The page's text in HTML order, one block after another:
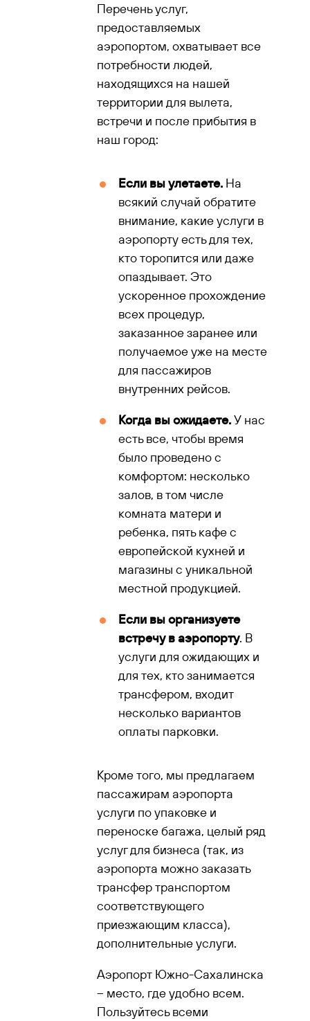
Перечень услуг,
предоставляемых
аэропортом, охватывает все
потребности людей,
находящихся на нашей
территории для вылета,
встречи и после прибытия в
наш город:
Если вы улетаете. На
всякий случай обратите
внимание, какие услуги в
аэропорту есть для тех,
кто торопится или даже
опаздывает. Это
ускоренное прохождение
всех процедур,
заказанное заранее или
получаемое уже на месте
для пассажиров
внутренних рейсов.
Когда вы ожидаете.У нас
есть все, чтобы время
было проведено с
комфортом: несколько
залов, в том числе
комната матери и
ребенка, пять кафе с
европейской кухней и
магазины с уникальной
местной продукцией.
Если вы организуете
встречу в аэропорту. В
услуги для ожидающих и
для тех, кто занимается
трансфером, входит
несколько вариантов
оплаты парковки.
Кроме того, мы предлагаем
пассажирам аэропорта
услуги по упаковке и
переноске багажа, целый ряд
услуг для бизнеса (так, из
аэропорта можно заказать
трансфер транспортом
соответствующего
приезжающим класса),
дополнительные услуги.
Аэропорт Южно-Сахалинска
– место, где удобно всем.
Пользуйтесь всеми